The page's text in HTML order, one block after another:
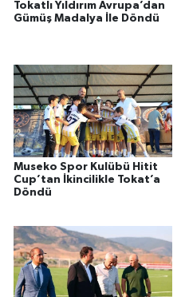
Tokatlı Yıldırım Avrupa’dan
Gümüş Madalya İle Döndü
Museko Spor Kulübü Hitit
Cup’tan İkincilikle Tokat’a
Döndü